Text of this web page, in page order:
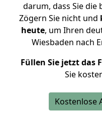
darum, dass Sie die
Zögern Sie nicht und
heute, um Ihren
Wiesbaden nach
Füllen Sie jetzt das
Sie
Kostenlose